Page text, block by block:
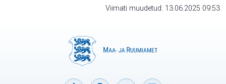
Viimati muudetud: 13.06.2025 09:53